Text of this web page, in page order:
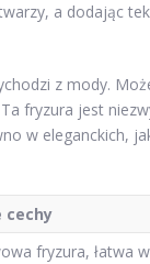
a dodając
z mody.
fryzura jest
w eleganckich,
cechy
fryzura, łatwa